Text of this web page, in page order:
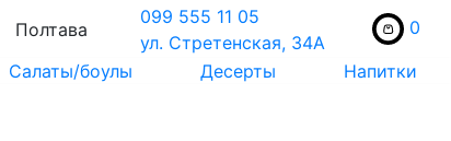
Полтава
099 555 11 05
ул. Стретенская, 34А
0
Салаты/боулы Десерты Напитки